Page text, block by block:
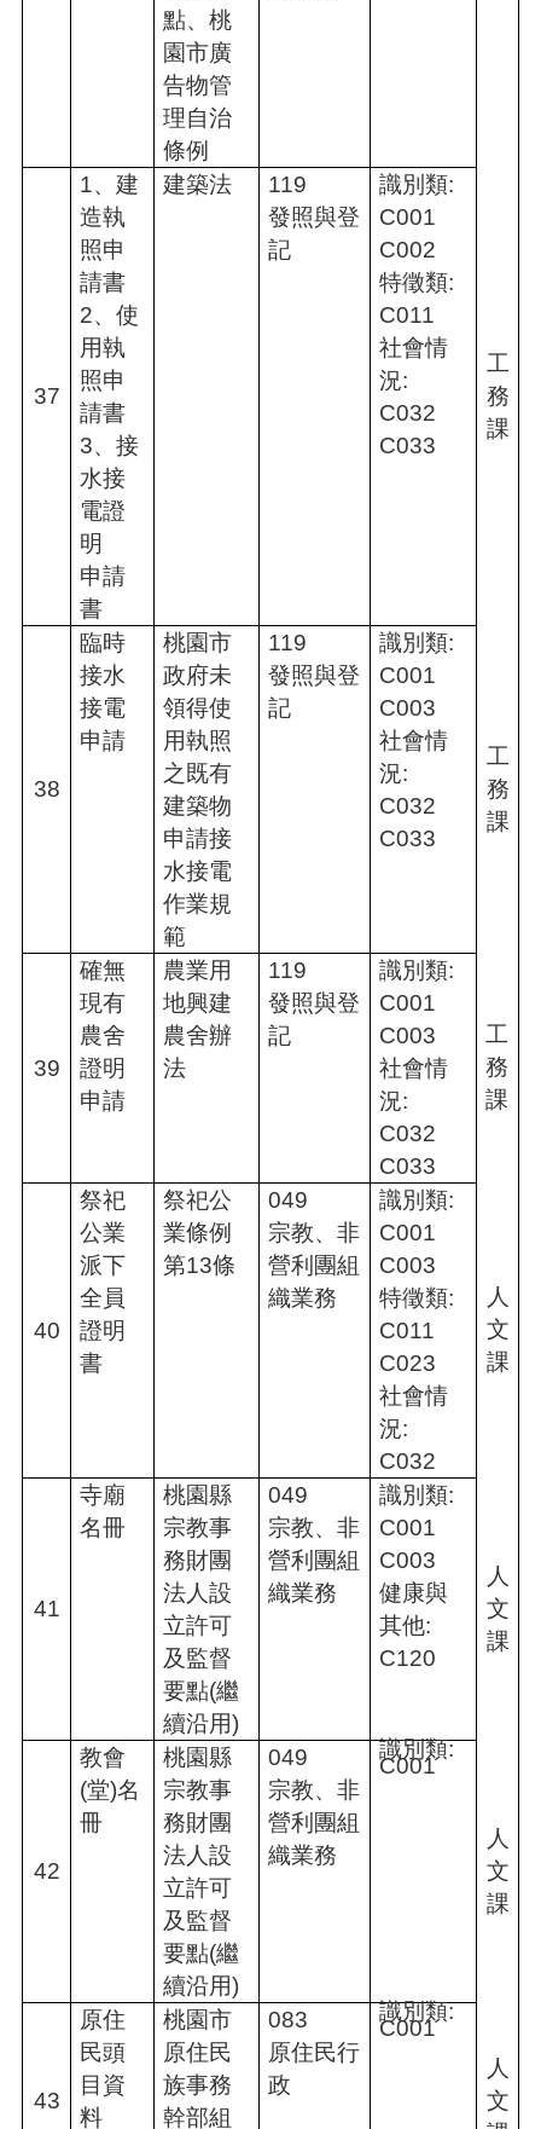
點、桃
園市廣
告物管
理自治
條例
37
1、建
造執
照申
請書
2、使
用執
照申
請書
3、接
水接
電證
明
申請
書
建築法
119
發照與登
記
識別類:
C001
C002
特徵類:
C011
社會情
況:
C032
C033
工
務
課
38
臨時
接水
接電
申請
桃園市
政府未
領得使
用執照
之既有
建築物
申請接
水接電
作業規
範
119
發照與登
記
識別類:
C001
C003
社會情
況:
C032
C033
工
務
課
39
確無
現有
農舍
證明
申請
農業用
地興建
農舍辦
法
119
發照與登
記
識別類:
C001
C003
社會情
況:
C032
C033
工
務
課
40
祭祀
公業
派下
全員
證明
書
祭祀公
業條例
第13條
049
宗教、非
營利團組
織業務
識別類:
C001
C003
特徵類:
C011
C023
社會情
況:
C032
人
文
課
41
寺廟
名冊
桃園縣
宗教事
務財團
法人設
立許可
及監督
要點(繼
續沿用)
049
宗教、非
營利團組
織業務
識別類:
C001
C003
健康與
其他:
C120
人
文
課
42
教會
(堂)名
冊
桃園縣
宗教事
務財團
法人設
立許可
及監督
要點(繼
續沿用)
049
宗教、非
營利團組
織業務
識別類:
C001
人
文
課
43
原住
民頭
目資
料
桃園市
原住民
族事務
幹部組
083
原住民行
政
識別類:
C001
人
文